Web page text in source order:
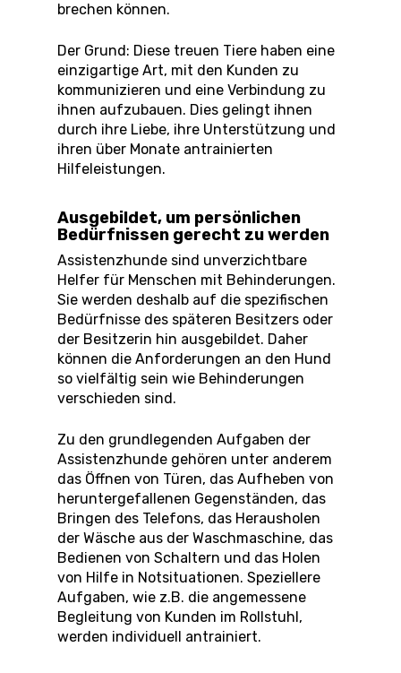
brechen können.
Der Grund: Diese treuen Tiere haben eine
einzigartige Art, mit den Kunden zu
kommunizieren und eine Verbindung zu
ihnen aufzubauen. Dies gelingt ihnen
durch ihre Liebe, ihre Unterstützung und
ihren über Monate antrainierten
Hilfeleistungen.
Ausgebildet, um persönlichen
Bedürfnissen gerecht zu werden
Assistenzhunde sind unverzichtbare
Helfer für Menschen mit Behinderungen.
Sie werden deshalb auf die spezifischen
Bedürfnisse des späteren Besitzers oder
der Besitzerin hin ausgebildet. Daher
können die Anforderungen an den Hund
so vielfältig sein wie Behinderungen
verschieden sind.
Zu den grundlegenden Aufgaben der
Assistenzhunde gehören unter anderem
das Öffnen von Türen, das Aufheben von
heruntergefallenen Gegenständen, das
Bringen des Telefons, das Herausholen
der Wäsche aus der Waschmaschine, das
Bedienen von Schaltern und das Holen
von Hilfe in Notsituationen. Speziellere
Aufgaben, wie z.B. die angemessene
Begleitung von Kunden im Rollstuhl,
werden individuell antrainiert.